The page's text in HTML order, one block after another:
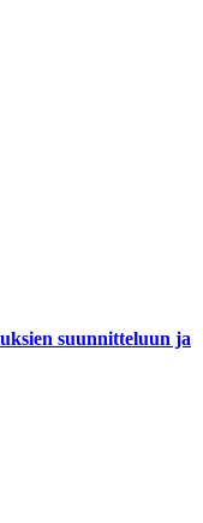
suunnitteluun ja